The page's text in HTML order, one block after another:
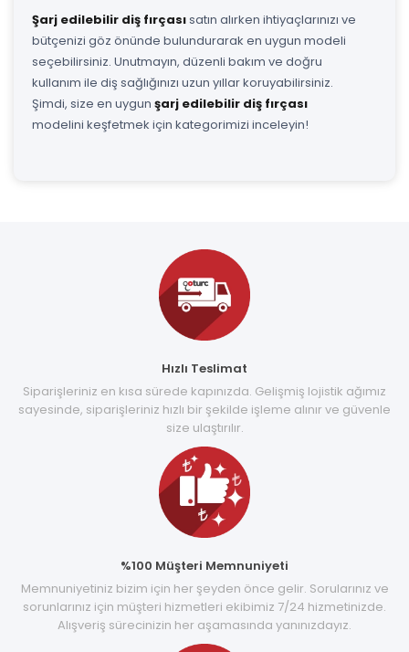
Şarj edilebilir diş fırçasısatın alırken ihtiyaçlarınızı ve
bütçenizi göz önünde bulundurarak en uygun modeli
seçebilirsiniz. Unutmayın, düzenli bakım ve doğru
kullanım ile diş sağlığınızı uzun yıllar koruyabilirsiniz.
Şimdi, size en uygun şarj edilebilir diş fırçası
modelini keşfetmek için kategorimizi inceleyin!
Hızlı Teslimat
Siparişleriniz en kısa sürede kapınızda. Gelişmiş lojistik ağımız
sayesinde, siparişleriniz hızlı bir şekilde işleme alınır ve güvenle
size ulaştırılır.
%100 Müşteri Memnuniyeti
Memnuniyetiniz bizim için her şeyden önce gelir. Sorularınız ve
sorunlarınız için müşteri hizmetleri ekibimiz 7/24 hizmetinizde.
Alışveriş sürecinizin her aşamasında yanınızdayız.